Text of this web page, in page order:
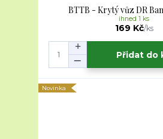
BTTB - Krytý vůz DR
169 Kč/ks
ihned 1 ks
Přidat do
Novinka